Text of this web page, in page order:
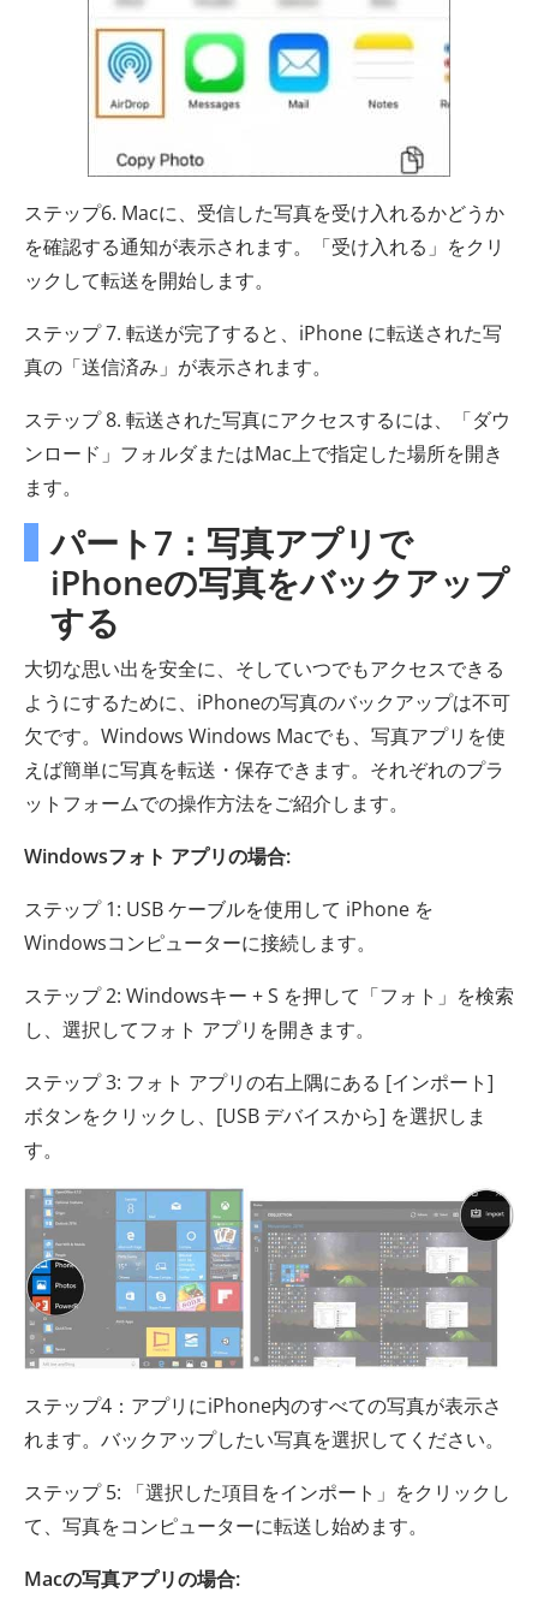
ステップ6. Macに、受信した写真を受け入れるかどうか
を確認する通知が表示されます。「受け入れる」をクリ
ックして転送を開始します。
ステップ 7. 転送が完了すると、iPhone に転送された写
真の「送信済み」が表示されます。
ステップ 8. 転送された写真にアクセスするには、「ダウ
ンロード」フォルダまたはMac上で指定した場所を開き
ます。
パート7：写真アプリで
iPhoneの写真をバックアップ
する
大切な思い出を安全に、そしていつでもアクセスできる
ようにするために、iPhoneの写真のバックアップは不可
欠です。Windows Windows Macでも、写真アプリを使
えば簡単に写真を転送・保存できます。それぞれのプラ
ットフォームでの操作方法をご紹介します。
Windowsフォト アプリの場合:
ステップ 1: USB ケーブルを使用して iPhone を
Windowsコンピューターに接続します。
ステップ 2: Windowsキー + S を押して「フォト」を検索
し、選択してフォト アプリを開きます。
ステップ 3: フォト アプリの右上隅にある [インポート]
ボタンをクリックし、[USB デバイスから] を選択しま
す。
ステップ4：アプリにiPhone内のすべての写真が表示さ
れます。バックアップしたい写真を選択してください。
ステップ 5: 「選択した項目をインポート」をクリックし
て、写真をコンピューターに転送し始めます。
Macの写真アプリの場合: